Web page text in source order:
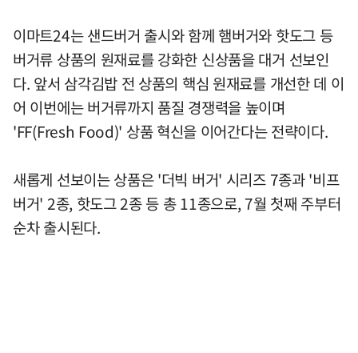
이마트24는 샌드버거 출시와 함께 햄버거와 핫도그 등
버거류 상품의 원재료를 강화한 신상품을 대거 선보인
다. 앞서 삼각김밥 전 상품의 핵심 원재료를 개선한 데 이
어 이번에는 버거류까지 품질 경쟁력을 높이며
'FF(Fresh Food)' 상품 혁신을 이어간다는 전략이다.
새롭게 선보이는 상품은 '더빅 버거' 시리즈 7종과 '비프
버거' 2종, 핫도그 2종 등 총 11종으로, 7월 첫째 주부터
순차 출시된다.